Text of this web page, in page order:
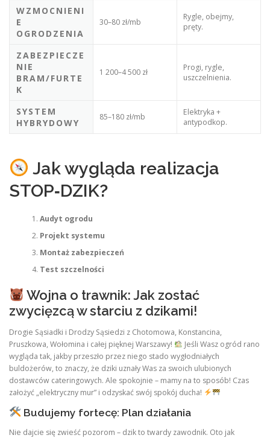
WZMOCNIENI
E
OGRODZENIA
30–80 zł/mb
Rygle, obejmy,
pręty.
ZABEZPIECZE
NIE
BRAM/FURTE
K
1 200–4 500 zł
Progi, rygle,
uszczelnienia.
SYSTEM
HYBRYDOWY
85–180 zł/mb
Elektryka +
antypodkop.
Jak wygląda realizacja
STOP‑DZIK?
Audyt ogrodu
Projekt systemu
Montaż zabezpieczeń
Test szczelności
Wojna o trawnik: Jak zostać
zwycięzcą w starciu z dzikami!
Drogie Sąsiadki i Drodzy Sąsiedzi z Chotomowa, Konstancina,
Pruszkowa, Wołomina i całej pięknej Warszawy!
Jeśli Wasz ogród rano
wygląda tak, jakby przeszło przez niego stado wygłodniałych
buldożerów, to znaczy, że dziki uznały Was za swoich ulubionych
dostawców cateringowych. Ale spokojnie – mamy na to sposób! Czas
założyć „elektryczny mur” i odzyskać swój spokój ducha!
Budujemy fortecę: Plan działania
Nie dajcie się zwieść pozorom – dzik to twardy zawodnik. Oto jak